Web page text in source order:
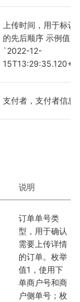
上传时间，用于标识
的先后顺序 示例值:
`2022-12-
支付者，支付者信息
说明
订单单号类
型，用于确认
需要上传详情
的订单。枚举
值1，使用下
单商户号和商
户侧单号；枚